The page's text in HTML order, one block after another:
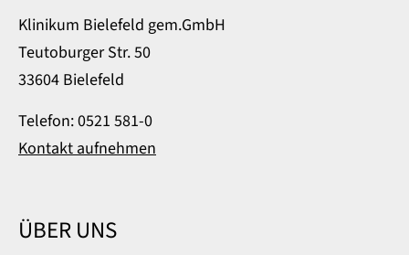
Klinikum Bielefeld gem.GmbH
Teutoburger Str. 50
33604 Bielefeld
Telefon: 0521 581-0
Kontakt aufnehmen
ÜBER UNS